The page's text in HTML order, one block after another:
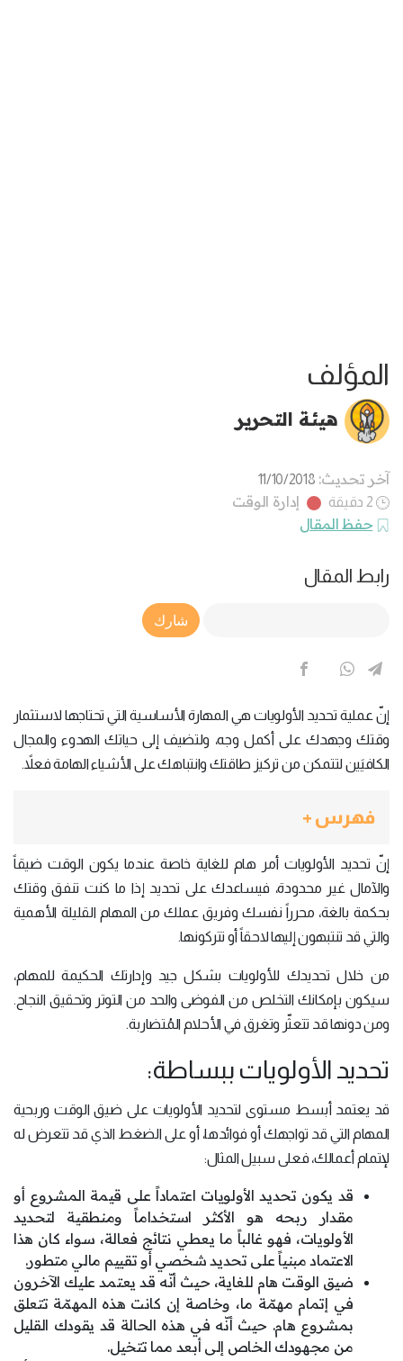
المؤلف
هيئة التحرير
آخر تحديث: 11/10/2018
2 دقيقة
إدارة الوقت
حفظ المقال
رابط المقال
Article Link
شارك
إنّ عملية تحديد الأولويات هي المهارة الأساسية التي تحتاجها لاستثمار
وقتك وجهدك على أكمل وجه، ولتضيف إلى حياتك الهدوء والمجال
الكافيَين لتتمكن من تركيز طاقتك وانتباهك على الأشياء الهامة فعلاً.
فهرس +
إنّ تحديد الأولويات أمر هام للغاية خاصة عندما يكون الوقت ضيقاً
والآمال غير محدودة، فيساعدك على تحديد إذا ما كنت تنفق وقتك
بحكمة بالغة، محرراً نفسك وفريق عملك من المهام القليلة الأهمية
والتي قد تنتبهون إليها لاحقاً أو تتركونها.
من خلال تحديدك للأولويات بشكل جيد وإدارتك الحكيمة للمهام،
سيكون بإمكانك التخلص من الفوضى والحد من التوتر وتحقيق النجاح.
ومن دونها قد تتعثّر وتغرق في الأحلام المُتضاربة.
تحديد الأولويات ببساطة:
قد يعتمد أبسط مستوى لتحديد الأولويات على ضيق الوقت وربحية
المهام التي قد تواجهك أو فوائدها، أو على الضغط الذي قد تتعرض له
لإتمام أعمالك، فعلى سبيل المثال:
قد يكون تحديد الأولويات اعتماداً على قيمة المشروع أو
مقدار ربحه هو الأكثر استخداماً ومنطقية لتحديد
الأولويات، فهو غالباً ما يعطي نتائج فعالة، سواء كان هذا
الاعتماد مبنياً على تحديد شخصي أو تقييم مالي متطور.
ضيق الوقت هام للغاية، حيث أنّه قد يعتمد عليك الآخرون
في إتمام مهمّة ما، وخاصة إن كانت هذه المهمّة تتعلق
بمشروع هام. حيث أنّه في هذه الحالة قد يقودك القليل
من مجهودك الخاص إلى أبعد مما تتخيل.